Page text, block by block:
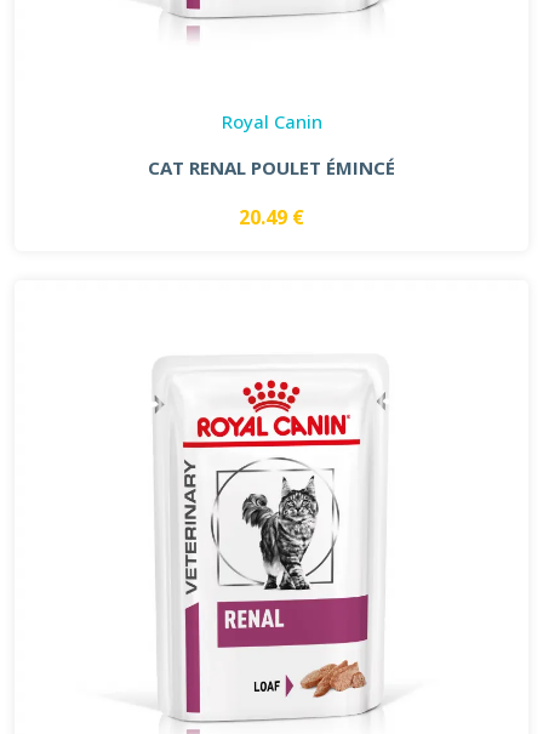
Royal Canin
CAT RENAL POULET ÉMINCÉ
20.49 €